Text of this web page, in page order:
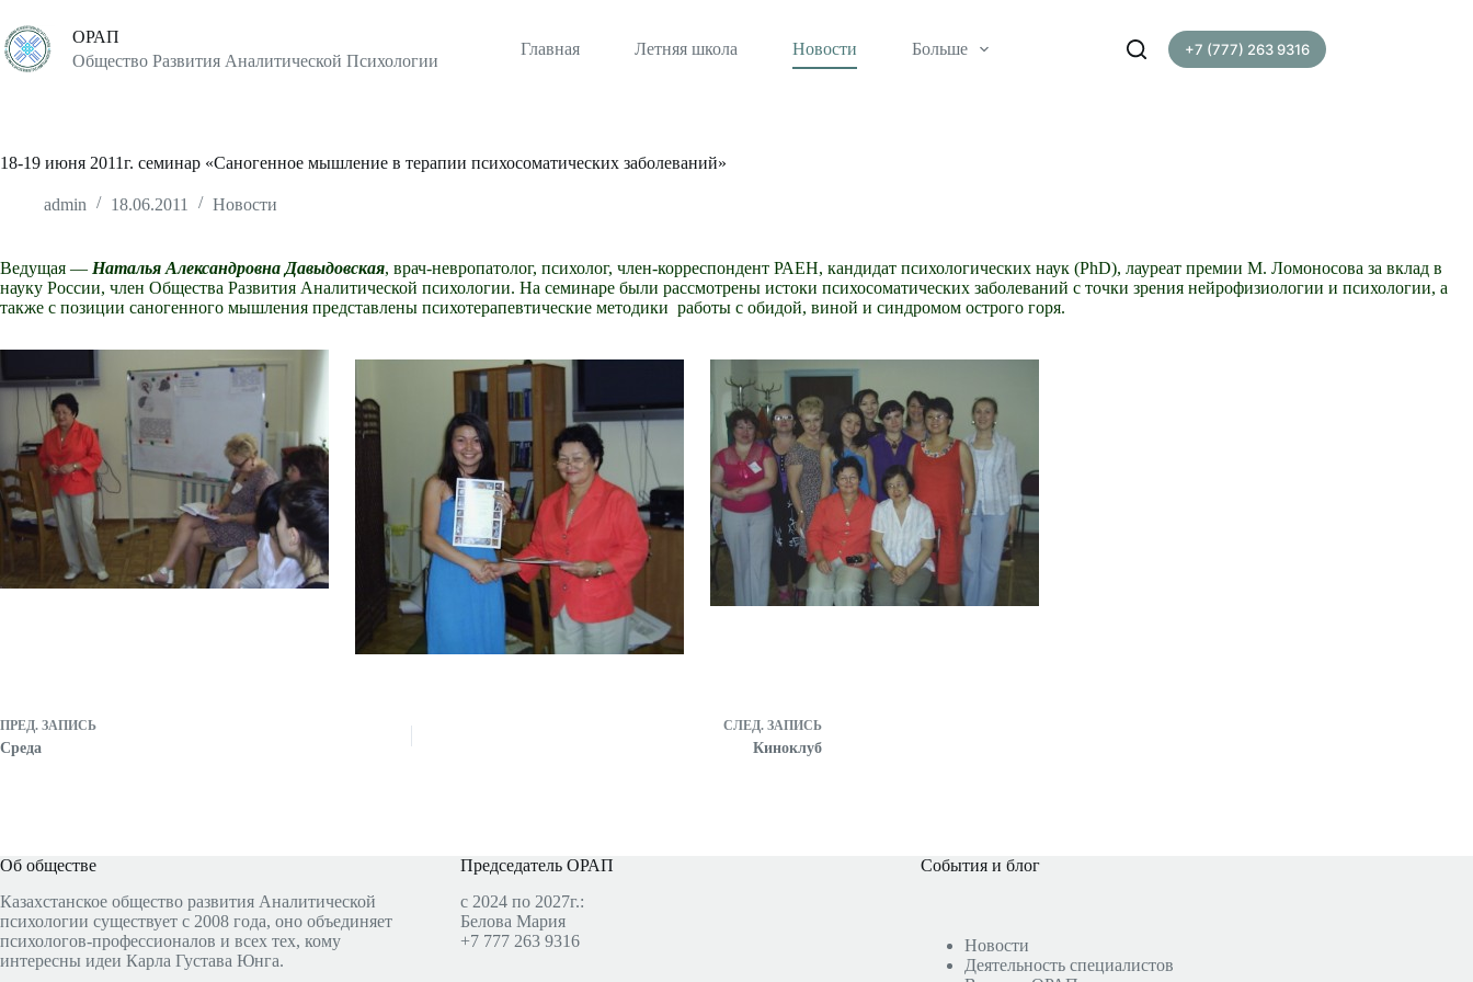
сути
ОРАП
Общество Развития Аналитической Психологии
Главная Летняя школа Новости Больше +7 (777) 263 9316
18-19 июня 2011г. семинар «Саногенное мышление в терапии психосоматических заболеваний»
admin 18.06.2011 Новости
Ведущая — Наталья Александровна Давыдовская, врач-невропатолог, психолог, член-корреспондент РАЕН, кандидат психологических наук (PhD), лауреат премии М. Ломоносова за вклад в
науку России, член Общества Развития Аналитической психологии. На семинаре были рассмотрены истоки психосоматических заболеваний с точки зрения нейрофизиологии и психологии, а
также с позиции саногенного мышления представлены психотерапевтические методики работы с обидой, виной и синдромом острого горя.
ПРЕД. ЗАПИСЬ
Среда
СЛЕД. ЗАПИСЬ
Киноклуб
Об обществе
Казахстанское общество развития Аналитической
психологии существует с 2008 года, оно объединяет
психологов-профессионалов и всех тех, кому
интересны идеи Карла Густава Юнга.
Председатель ОРАП
с 2024 по 2027г.:
Белова Мария
+7 777 263 9316
События и блог
Новости
Деятельность специалистов